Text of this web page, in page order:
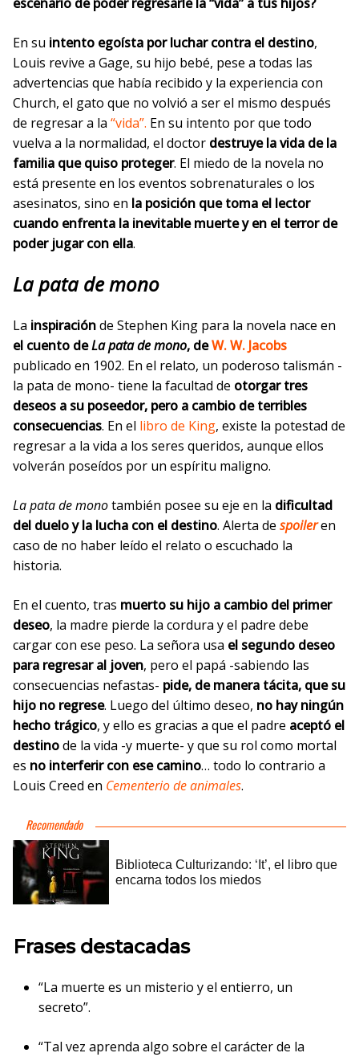
En su intento egoísta por luchar contra el destino,
Louis revive a Gage, su hijo bebé, pese a todas las
advertencias que había recibido y la experiencia con
Church, el gato que no volvió a ser el mismo después
de regresar a la “vida”. En su intento por que todo
vuelva a la normalidad, el doctor destruye la vida de la
familia que quiso proteger. El miedo de la novela no
está presente en los eventos sobrenaturales o los
asesinatos, sino en la posición que toma el lector
cuando enfrenta la inevitable muerte y en el terror de
poder jugar con ella.
La pata de mono
La inspiraciónde Stephen King para la novela nace en
el cuento deLa pata de mono, deW. W. Jacobs
publicado en 1902. En el relato, un poderoso talismán -
la pata de mono- tiene la facultad de otorgar tres
deseos a su poseedor, pero a cambio de terribles
consecuencias. En el libro de King, existe la potestad de
regresar a la vida a los seres queridos, aunque ellos
volverán poseídos por un espíritu maligno.
La pata de monotambién posee su eje en la dificultad
del duelo y la lucha con el destino. Alerta de spoileren
caso de no haber leído el relato o escuchado la
historia.
En el cuento, tras muerto su hijo a cambio del primer
deseo, la madre pierde la cordura y el padre debe
cargar con ese peso. La señora usa el segundo deseo
para regresar al joven, pero el papá -sabiendo las
consecuencias nefastas- pide, de manera tácita, que su
hijo no regrese. Luego del último deseo, no hay ningún
hecho trágico, y ello es gracias a que el padre aceptó el
destinode la vida -y muerte- y que su rol como mortal
es no interferir con ese camino… todo lo contrario a
Louis Creed en Cementerio de animales.
Frases destacadas
“La muerte es un misterio y el entierro, un
secreto”.
“Tal vez aprenda algo sobre el carácter de la